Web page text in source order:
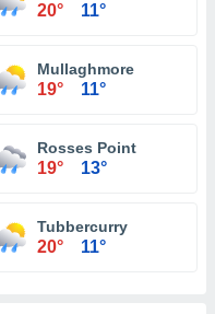
20° 11°
Mullaghmore
19° 11°
Rosses Point
19° 13°
Tubbercurry
20° 11°